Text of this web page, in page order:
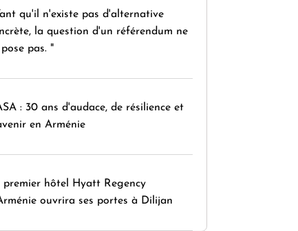
qu'il n'existe pas d'alternative
la question d'un référendum ne
pose pas. "
: 30 ans d'audace, de résilience et
en Arménie
premier hôtel Hyatt Regency
ouvrira ses portes à Dilijan